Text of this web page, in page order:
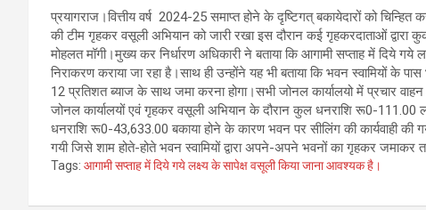
प्रयागराज।वित्तीय वर्ष 2024-25 समाप्त होने के दृष्टिगत् बकायेदारों को
की टीम गृहकर वसूली अभियान को जारी रखा इस दौरान कई गृहकरदाताओं द्वारा
मोहलत मॉगी।मुख्य कर निर्धारण अधिकारी ने बताया कि आगामी सप्ताह में दिये
निराकरण कराया जा रहा है।साथ ही उन्होंने यह भी बताया कि भवन स्वामियों
12 प्रतिशत ब्याज के साथ जमा करना होगा।सभी जोनल कार्यालयो में प्रचार
जोनल कार्यालयों एवं गृहकर वसूली अभियान के दौरान कुल धनराशि रू0-
धनराशि रू0-43,633.00 बकाया होने के कारण भवन पर सीलिंग की कार्यवाही की
गयी जिसे शाम होते-होते भवन स्वामियों द्वारा अपने-अपने भवनों का गृहकर जमाकर
Tags: आगामी सप्ताह में दिये गये लक्ष्य के सापेक्ष वसूली किया जाना आवश्यक है।